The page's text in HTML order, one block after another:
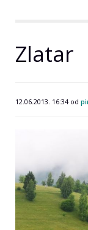
Zlatar
12.06.2013. 16:34 od